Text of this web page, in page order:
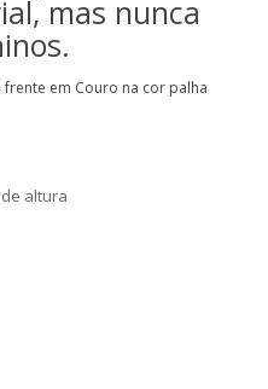
mas nunca
em Couro na cor palha
de altura